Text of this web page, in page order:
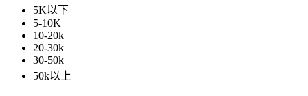
5K以下
5-10K
10-20k
20-30k
30-50k
50k以上